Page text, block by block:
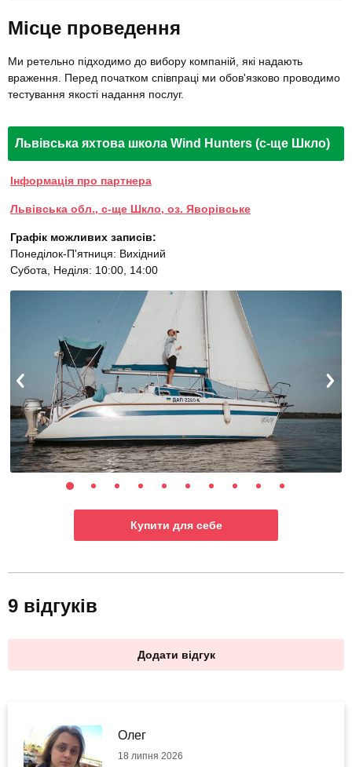
Місце проведення
Ми ретельно підходимо до вибору компаній, які надають
враження. Перед початком співпраці ми обов'язково проводимо
тестування якості надання послуг.
Львівська яхтова школа Wind Hunters (с-ще Шкло)
Інформація про партнера
Львівська обл., с-ще Шкло, оз. Яворівське
Графік можливих записів:
Понеділок-П'ятниця: Вихідний
Субота, Неділя: 10:00, 14:00
Купити для себе
9 відгуків
Додати відгук
Олег
18 липня 2026